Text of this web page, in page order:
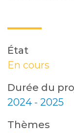
État
En cours
Durée du
2024 - 2025
Thèmes